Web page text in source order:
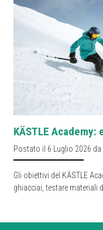
KÄSTLE
Postato il 6 Luglio 2026 da
Gli obiettivi del KÄSTLE
ghiacciai, testare materiali